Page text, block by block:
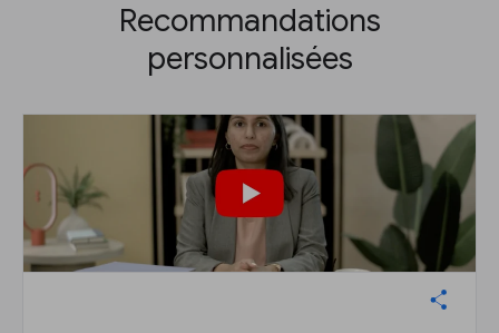
Recommandations
personnalisées